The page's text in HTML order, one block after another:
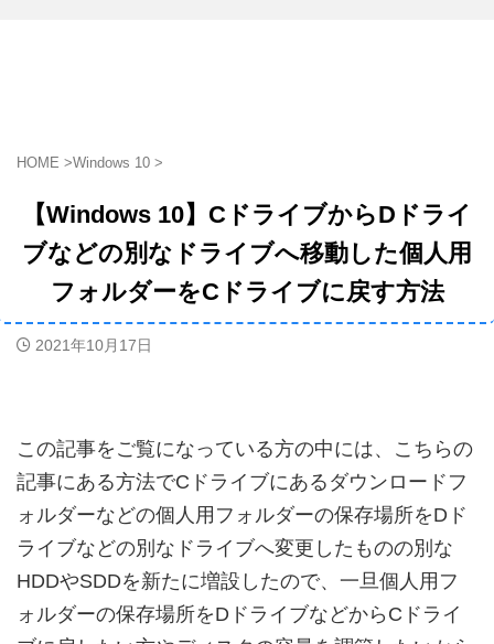
HOME >Windows 10 >
【Windows 10】CドライブからDドライ
ブなどの別なドライブへ移動した個人用
フォルダーをCドライブに戻す方法
2021年10月17日
この記事をご覧になっている方の中には、こちらの
記事にある方法でCドライブにあるダウンロードフ
ォルダーなどの個人用フォルダーの保存場所をDド
ライブなどの別なドライブへ変更したものの別な
HDDやSDDを新たに増設したので、一旦個人用フ
ォルダーの保存場所をDドライブなどからCドライ